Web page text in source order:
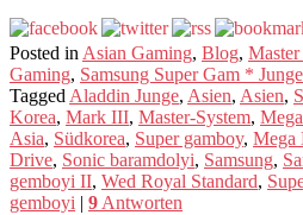
Posted inAsian Gaming, Blog,
Gaming, Samsung Super Gam *
TaggedAladdin Junge, Asien, Asien,
Korea, Mark III, Master-System,
Asia, Südkorea, Super gamboy, Mega
Drive, Sonic baramdolyi, Samsung,
gemboyi II, Wed Royal Standard,
gemboyi | 9Antworten